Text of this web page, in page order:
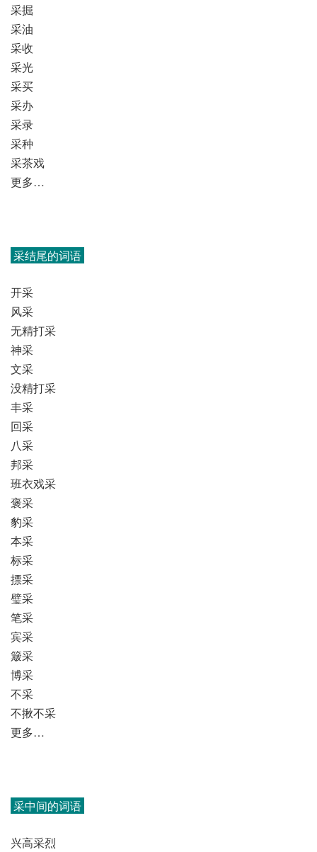
采掘
采油
采收
采光
采买
采办
采录
采种
采茶戏
更多…
采结尾的词语
开采
风采
无精打采
神采
文采
没精打采
丰采
回采
八采
邦采
班衣戏采
褒采
豹采
本采
标采
摽采
璧采
笔采
宾采
簸采
博采
不采
不揪不采
更多…
采中间的词语
兴高采烈